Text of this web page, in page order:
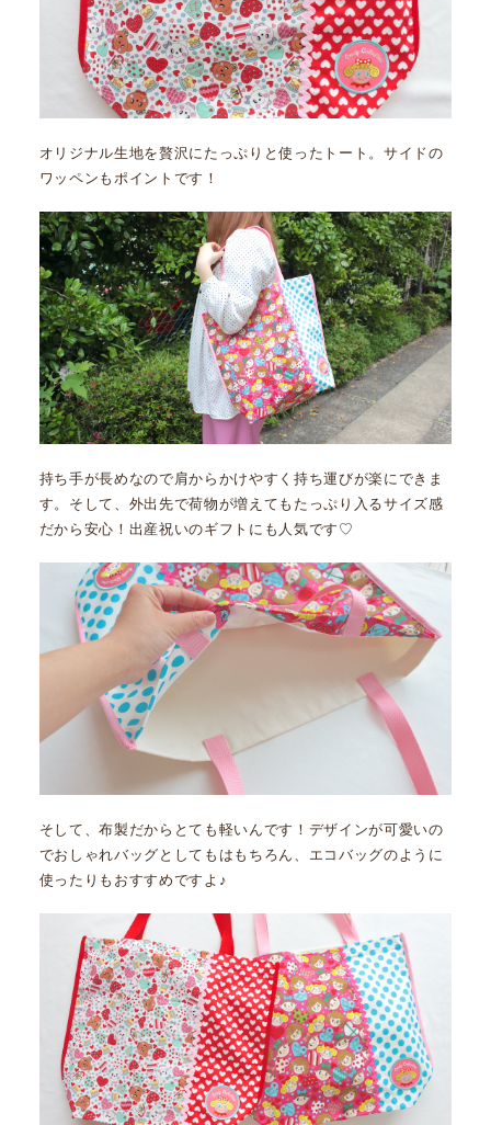
オリジナル生地を贅沢にたっぷりと使ったトート。サイドの
ワッペンもポイントです！
持ち手が長めなので肩からかけやすく持ち運びが楽にできま
す。そして、外出先で荷物が増えてもたっぷり入るサイズ感
だから安心！出産祝いのギフトにも人気です♡
そして、布製だからとても軽いんです！デザインが可愛いの
でおしゃれバッグとしてもはもちろん、エコバッグのように
使ったりもおすすめですよ♪